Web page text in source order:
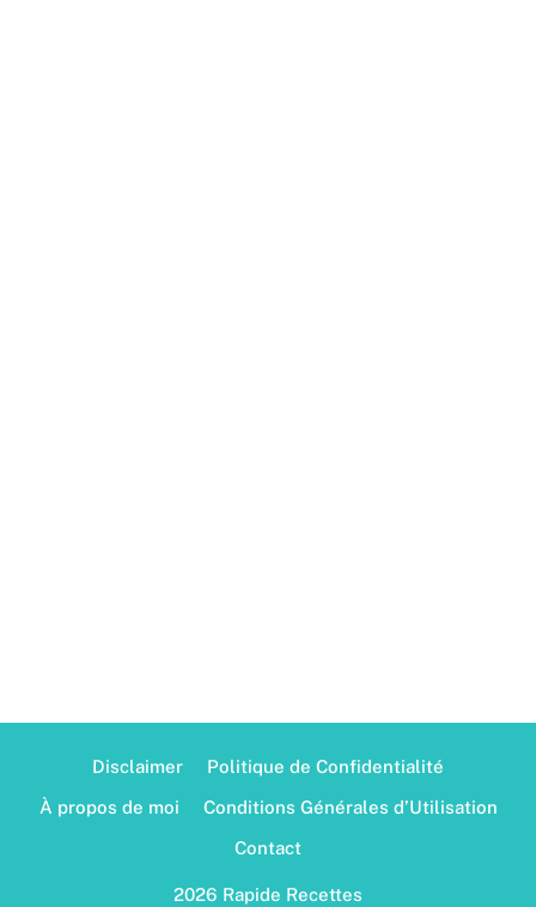
Disclaimer
Politique de Confidentialité
À propos de moi
Conditions Générales d’Utilisation
Contact
2026 Rapide Recettes